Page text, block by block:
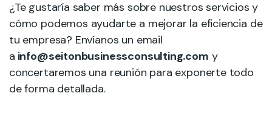
¿Te gustaría saber más sobre nuestros servicios y
cómo podemos ayudarte a mejorar la eficiencia de
tu empresa? Envíanos un email
a info@seitonbusinessconsulting.com y
concertaremos una reunión para exponerte todo
de forma detallada.